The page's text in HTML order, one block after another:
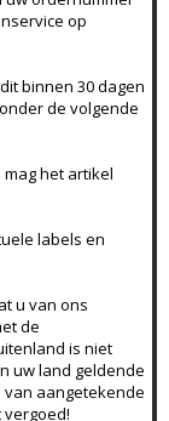
op
binnen 30 dagen
de volgende
het artikel
labels en
u van ons
de
is niet
uw land geldende
aangetekende